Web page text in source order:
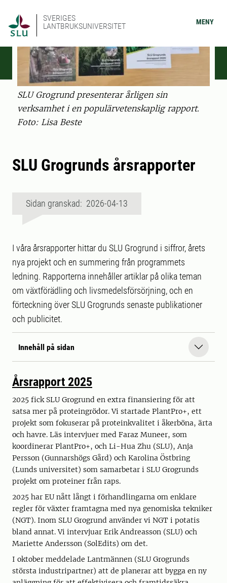
SVERIGES
LANTBRUKSUNIVERSITET
MENY
SLU Grogrund presenterar årligen sin
verksamhet i en populärvetenskaplig rapport.
Foto: Lisa Beste
SLU Grogrunds årsrapporter
Sidan granskad: 2026-04-13
I våra årsrapporter hittar du SLU Grogrund i siffror, årets
nya projekt och en summering från programmets
ledning. Rapporterna innehåller artiklar på olika teman
om växtförädling och livsmedelsförsörjning, och en
förteckning över SLU Grogrunds senaste publikationer
och publicitet.
Innehåll på sidan
Årsrapport 2025
2025 fick SLU Grogrund en extra finansiering för att
satsa mer på proteingrödor. Vi startade PlantPro+, ett
projekt som fokuserar på proteinkvalitet i åkerböna, ärta
och havre. Läs intervjuer med Faraz Muneer, som
koordinerar PlantPro+, och Li-Hua Zhu (SLU), Anja
Persson (Gunnarshögs Gård) och Karolina Östbring
(Lunds universitet) som samarbetar i SLU Grogrunds
projekt om proteiner från raps.
2025 har EU nått långt i förhandlingarna om enklare
regler för växter framtagna med nya genomiska tekniker
(NGT). Inom SLU Grogrund använder vi NGT i potatis
bland annat. Vi intervjuar Erik Andreasson (SLU) och
Mariette Andersson (SolEdits) om det.
I oktober meddelade Lantmännen (SLU Grogrunds
största industripartner) att de planerar att bygga en ny